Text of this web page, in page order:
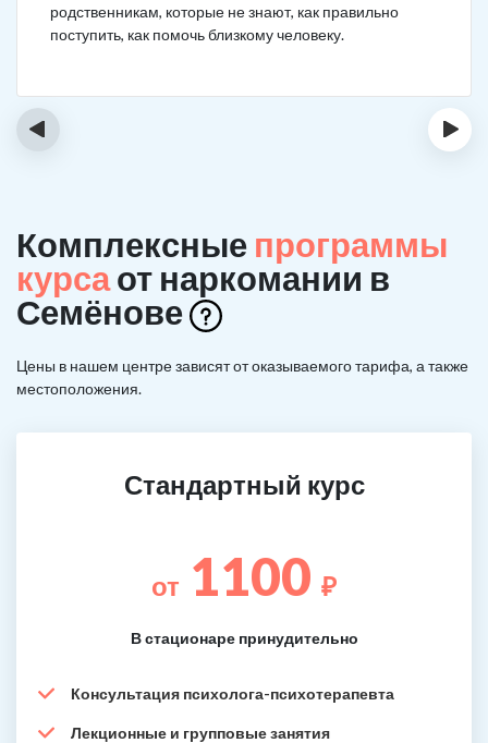
родственникам, которые не знают, как правильно
поступить, как помочь близкому человеку.
‹ ›
Комплексные программы
курсаот наркомании в
Семёнове
Цены в нашем центре зависят от оказываемого тарифа, а также
местоположения.
Стандартный курс
от 1100 ₽
В стационаре принудительно
Консультация психолога-психотерапевта
Лекционные и групповые занятия